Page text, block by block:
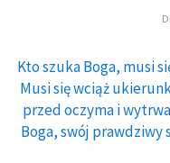
Kto szuka Boga, musi
Musi się wciąż
przed oczyma i
Boga, swój prawdziwy